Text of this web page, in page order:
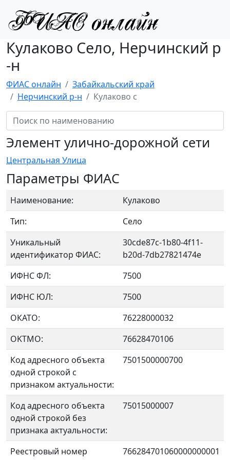
Кулаково Село, Нерчинский р
-н
ФИАС онлайн
Забайкальский край
Нерчинский р-н
Кулаково с
Элемент улично-дорожной сети
Центральная Улица
Параметры ФИАС
Наименование:
Кулаково
Тип:
Село
Уникальный
идентификатор ФИАС:
30cde87c-1b80-4f11-
b20d-7db27821474e
ИФНС ФЛ:
7500
ИФНС ЮЛ:
7500
ОКАТО:
76228000032
OKTMO:
76628470106
Код адресного объекта
одной строкой с
признаком актуальности:
7501500000700
Код адресного объекта
одной строкой без
признака актуальности:
75015000007
Реестровый номер
766284701060000000001